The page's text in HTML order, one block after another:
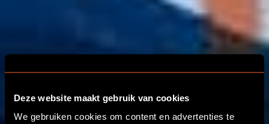
Deze website maakt gebruik van cookies
We gebruiken cookies om content en advertenties te